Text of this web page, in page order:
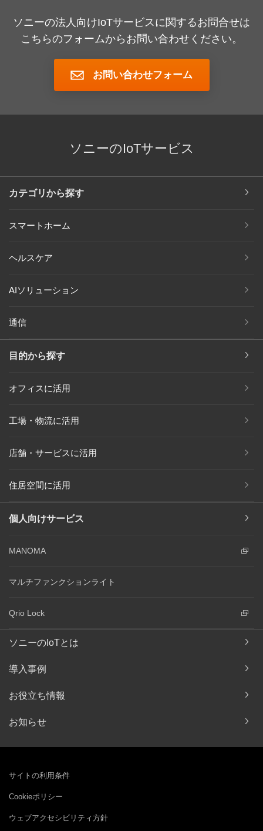
ソニーの法人向けIoTサービスに関するお問合せは
こちらのフォームからお問い合わせください。
お問い合わせフォーム
ソニーのIoTサービス
カテゴリから探す
スマートホーム
ヘルスケア
AIソリューション
通信
目的から探す
オフィスに活用
工場・物流に活用
店舗・サービスに活用
住居空間に活用
個人向けサービス
MANOMA
マルチファンクションライト
Qrio Lock
ソニーのIoTとは
導入事例
お役立ち情報
お知らせ
サイトの利用条件
Cookieポリシー
ウェブアクセシビリティ方針